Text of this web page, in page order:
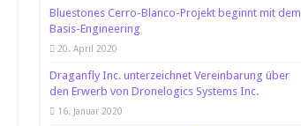
Bluestones Cerro-Blanco-Projekt beginnt mit dem
Basis-Engineering
20. April 2020
Draganfly Inc. unterzeichnet Vereinbarung über
den Erwerb von Dronelogics Systems Inc.
16. Januar 2020